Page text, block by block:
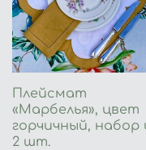
Плейсмат
«Марбелья», цвет
горчичный, набор
2 шт.